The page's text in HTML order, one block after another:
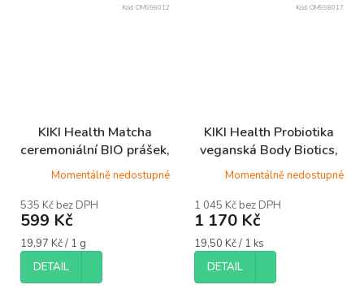
KIKI Health Matcha
ceremoniální BIO prášek,
30g
Momentálně nedostupné
535 Kč bez DPH
599 Kč
Měrná
cena:
19,97 Kč / 1 g
DETAIL
Kód: OM998012
KIKI Health Probiotika
veganská Body Biotics,
60 kapslí
Momentálně nedostupné
1 045 Kč bez DPH
1 170 Kč
Měrná
cena:
19,50 Kč / 1 ks
DETAIL
Kód: OM998017